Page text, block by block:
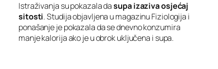
Istraživanja su pokazala dasupa izaziva osjećaj
sitosti. Studija objavljena u magazinu Fiziologija i
ponašanje je pokazala da se dnevno konzumira
manje kalorija ako je u obrok uključena i supa.